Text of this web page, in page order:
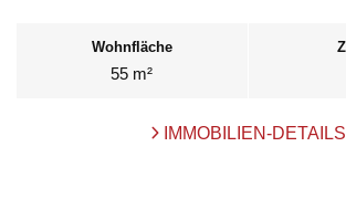
Wohnfläche
55 m²
IMMOBILIEN-DETAILS